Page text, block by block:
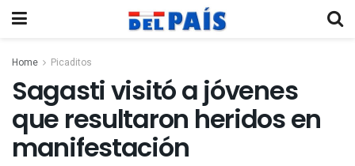
Home Picaditos
Sagasti visitó a jóvenes
que resultaron heridos en
manifestación